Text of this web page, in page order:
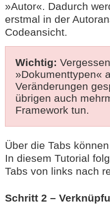
»Autor«. Dadurch
erstmal in der
Codeansicht.
Wichtig:
»Dokumenttypen«
Veränderungen
übrigen auch
Framework tun.
Über die Tabs
In diesem Tutorial
Tabs von links nach
Schritt 2 –